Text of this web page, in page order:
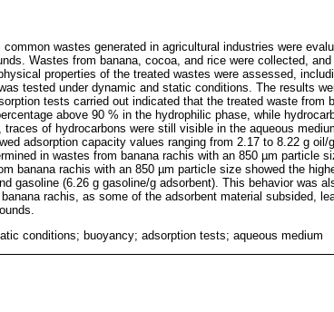
wastes generated in agricultural industries were
Wastes from banana, cocoa, and rice were collected, and
properties of the treated wastes were assessed,
tested under dynamic and static conditions. The results
tests carried out indicated that the treated waste from
above 90 % in the hydrophilic phase, while
of hydrocarbons were still visible in the aqueous
adsorption capacity values ranging from 2.17 to 8.22 g oil/
in wastes from banana rachis with an 850 µm particle
banana rachis with an 850 µm particle size showed the
gasoline (6.26 g gasoline/g adsorbent). This behavior was
rachis, as some of the adsorbent material subsided,
conditions; buoyancy; adsorption tests; aqueous medium